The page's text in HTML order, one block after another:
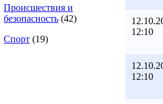
Происшествия и
безопасность (42)
Спорт (19)
12:10
12:10